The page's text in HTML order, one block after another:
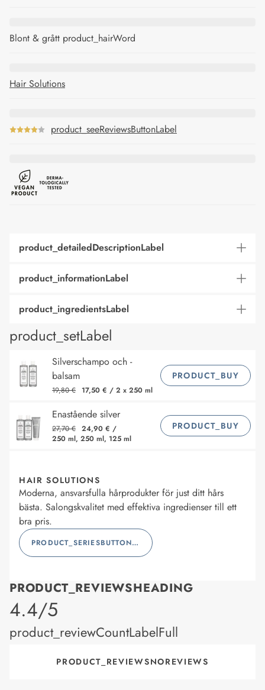
Blont & grått product_hairWord
Hair Solutions
product_seeReviewsButtonLabel
product_detailedDescriptionLabel
product_informationLabel
product_ingredientsLabel
product_setLabel
Silverschampo och -
balsam
19,80 € 17,50 € / 2 x 250 ml
PRODUCT_BUY
Enastående silver
27,70 € 24,90 € /
250 ml, 250 ml, 125 ml
PRODUCT_BUY
HAIR SOLUTIONS
Moderna, ansvarsfulla hårprodukter för just ditt hårs
bästa. Salongskvalitet med effektiva ingredienser till ett
bra pris.
PRODUCT_SERIESBUTTONLABEL
PRODUCT_REVIEWSHEADING
product_rating
4.4/5
product_reviewCountLabelFull
PRODUCT_REVIEWSNOREVIEWS